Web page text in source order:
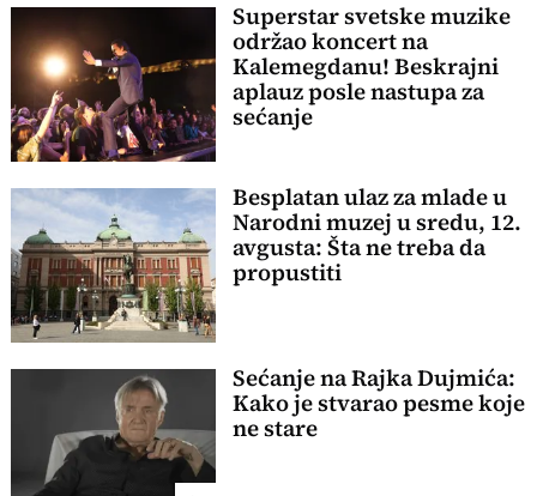
Superstar svetske muzike
održao koncert na
Kalemegdanu! Beskrajni
aplauz posle nastupa za
sećanje
Besplatan ulaz za mlade u
Narodni muzej u sredu, 12.
avgusta: Šta ne treba da
propustiti
Sećanje na Rajka Dujmića:
Kako je stvarao pesme koje
ne stare